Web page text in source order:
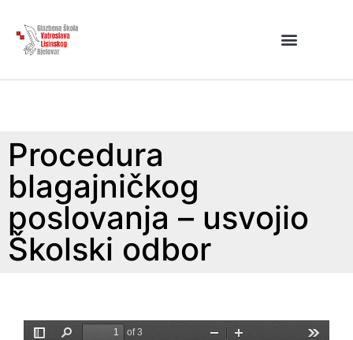
Procedura
blagajničkog
poslovanja – usvojio
Školski odbor